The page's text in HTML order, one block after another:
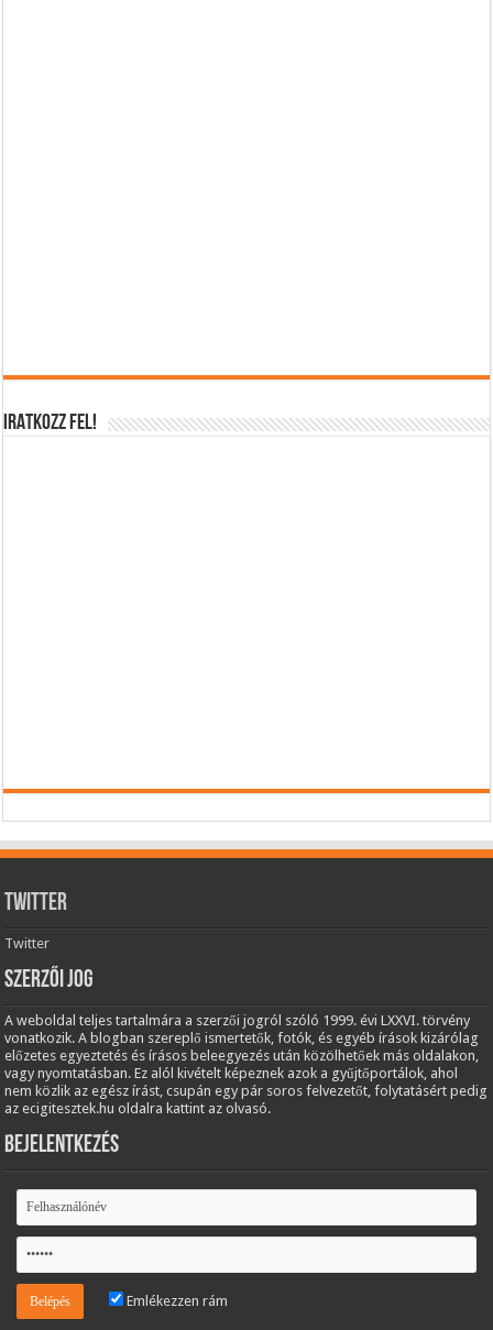
IRATKOZZ FEL!
Twitter
Twitter
Szerzői jog
A weboldal teljes tartalmára a szerzői jogról szóló 1999. évi LXXVI. törvény
vonatkozik. A blogban szereplő ismertetők, fotók, és egyéb írások kizárólag
előzetes egyeztetés és írásos beleegyezés után közölhetőek más oldalakon,
vagy nyomtatásban. Ez alól kivételt képeznek azok a gyűjtőportálok, ahol
nem közlik az egész írást, csupán egy pár soros felvezetőt, folytatásért pedig
az ecigitesztek.hu oldalra kattint az olvasó.
Bejelentkezés
Emlékezzen rám